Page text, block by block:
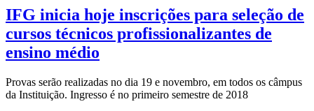
IFG inicia hoje inscrições para seleção de
cursos técnicos profissionalizantes de
ensino médio
Provas serão realizadas no dia 19 e novembro, em todos os câmpus
da Instituição. Ingresso é no primeiro semestre de 2018